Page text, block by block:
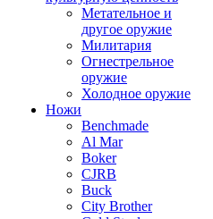
Метательное и
другое оружие
Милитария
Огнестрельное
оружие
Холодное оружие
Ножи
Benchmade
Al Mar
Boker
CJRB
Buck
City Brother